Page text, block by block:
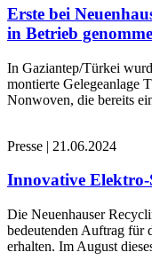
Erste bei
in Betrieb
In Gaziantep/Türkei
montierte Gelegeanlage
Nonwoven, die bereits
Presse | 21.06.2024
Innovative Elektro-
Die Neuenhauser
bedeutenden Auftrag für
erhalten. Im August